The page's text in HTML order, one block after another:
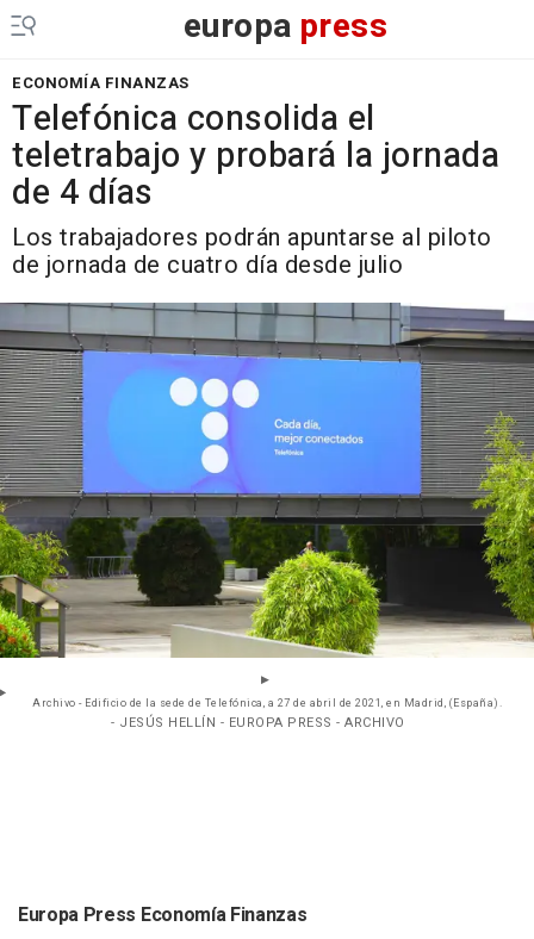
europa press
ECONOMÍA FINANZAS
Telefónica consolida el
teletrabajo y probará la jornada
de 4 días
Los trabajadores podrán apuntarse al piloto
de jornada de cuatro día desde julio
Archivo - Edificio de la sede de Telefónica, a 27 de abril de 2021, en Madrid, (España).
- JESÚS HELLÍN - EUROPA PRESS - ARCHIVO
Europa Press Economía Finanzas